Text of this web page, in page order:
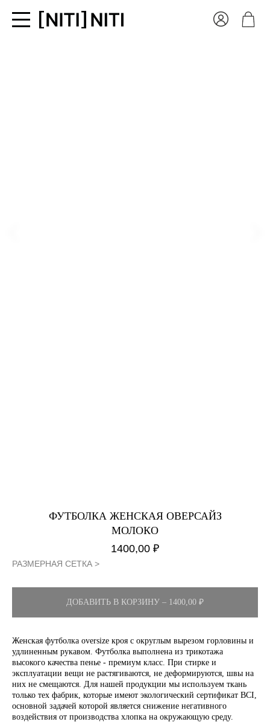
ФУТБОЛКА ЖЕНСКАЯ ОВЕРСАЙЗ
МОЛОКО
1400,00 ₽
РАЗМЕРНАЯ СЕТКА >
ДОБАВИТЬ В КОРЗИНУ – 1400,00 ₽
Женская футболка oversize кроя с округлым вырезом горловины и
удлиненным рукавом. Футболка выполнена из трикотажа
высокого качества пенье - премиум класс. При стирке и
эксплуатации вещи не растягиваются, не деформируются, швы на
них не смещаются. Для нашей продукции мы используем ткань
только тех фабрик, которые имеют экологический сертификат BCI,
основной задачей которой является снижение негативного
воздействия от производства хлопка на окружающую среду.